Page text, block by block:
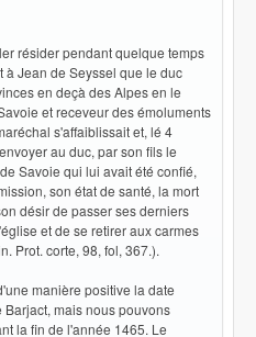
résider pendant quelque temps
à Jean de Seyssel que le duc
en deçà des Alpes en le
et receveur des émoluments
s'affaiblissait et, lé 4
au duc, par son fils le
Savoie qui lui avait été confié,
son état de santé, la mort
désir de passer ses derniers
et de se retirer aux carmes
Prot. corte, 98, fol, 367.).
manière positive la date
mais nous pouvons
la fin de l'année 1465. Le